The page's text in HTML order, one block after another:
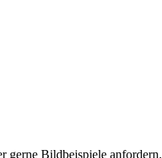
gerne Bildbeispiele anfordern.